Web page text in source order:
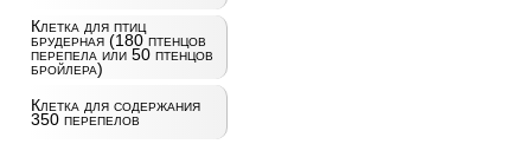
Клетка для птиц
брудерная (180 птенцов
перепела или 50 птенцов
бройлера)
Клетка для содержания
350 перепелов